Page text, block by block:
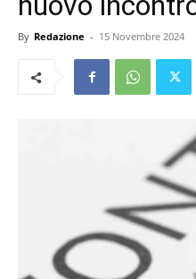
By Redazione - 15 Novembre 2024